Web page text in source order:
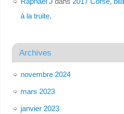
à la truite.
Archives
novembre 2024
mars 2023
janvier 2023